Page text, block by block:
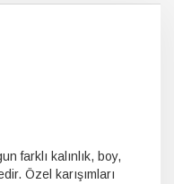
farklı kalınlık, boy,
Özel karışımları